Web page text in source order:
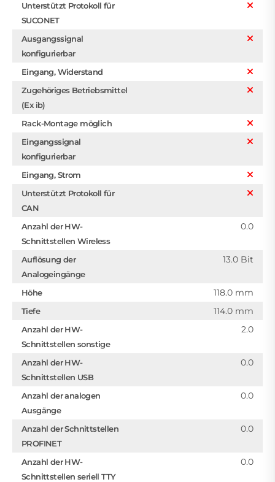
Unterstützt Protokoll für
SUCONET
Ausgangssignal
konfigurierbar
Eingang, Widerstand
Zugehöriges Betriebsmittel
(Ex ib)
Rack-Montage möglich
Eingangssignal
konfigurierbar
Eingang, Strom
Unterstützt Protokoll für
CAN
Anzahl der HW-
Schnittstellen Wireless
0.0
Auflösung der
Analogeingänge
13.0 Bit
Höhe 118.0 mm
Tiefe 114.0 mm
Anzahl der HW-
Schnittstellen sonstige
2.0
Anzahl der HW-
Schnittstellen USB
0.0
Anzahl der analogen
Ausgänge
0.0
Anzahl der Schnittstellen
PROFINET
0.0
Anzahl der HW-
Schnittstellen seriell TTY
0.0